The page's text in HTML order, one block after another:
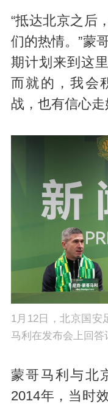
“抵达北京之后
们的热情。”蒙
期计划来到这
而就的，我会
战，也有信心
1月12日，北京国安
马利在发布会上回
蒙哥马利与北
2014年，当时